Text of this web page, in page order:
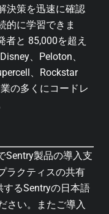
決策を迅速に確認
的に学習できま
と 85,000を超え
、Peloton、
、Rockstar
の多くにコードレ
Sentry製品の導入支
ラクティスの共有
るSentryの日本語
さい。またご導入